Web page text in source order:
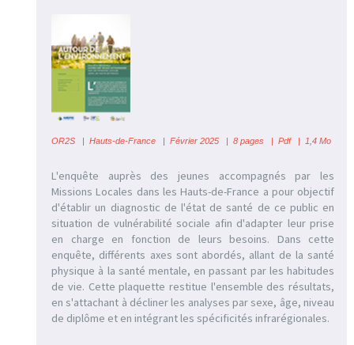
OR2S |Hauts-de-France | Février 2025 | 8 pages | Pdf | 1,4 Mo
L'enquête auprès des jeunes accompagnés par les
Missions Locales dans les Hauts-de-France a pour objectif
d'établir un diagnostic de l'état de santé de ce public en
situation de vulnérabilité sociale afin d'adapter leur prise
en charge en fonction de leurs besoins. Dans cette
enquête, différents axes sont abordés, allant de la santé
physique à la santé mentale, en passant par les habitudes
de vie. Cette plaquette restitue l'ensemble des résultats,
en s'attachant à décliner les analyses par sexe, âge, niveau
de diplôme et en intégrant les spécificités infrarégionales.